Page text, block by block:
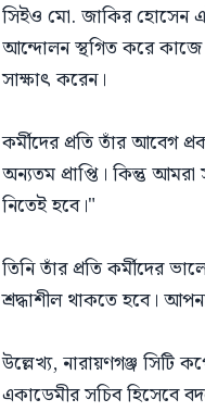
সিইও মো. জাকির হোসেন
আন্দোলন স্থগিত করে
সাক্ষাৎ করেন।
কর্মীদের প্রতি তাঁর আবেগ
অন্যতম প্রাপ্তি। কিন্তু
নিতেই হবে।"
তিনি তাঁর প্রতি কর্মীদের
শ্রদ্ধাশীল থাকতে হবে।
উল্লেখ্য, নারায়ণগঞ্জ সিটি
একাডেমীর সচিব হিসেবে